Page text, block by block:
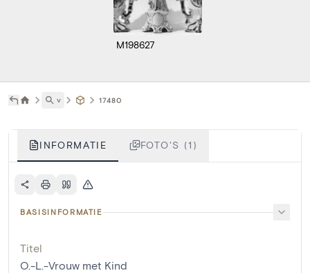
M198627
˅ 17480
INFORMATIE FOTO'S (1)
BASISINFORMATIE
Titel
O.-L.-Vrouw met Kind